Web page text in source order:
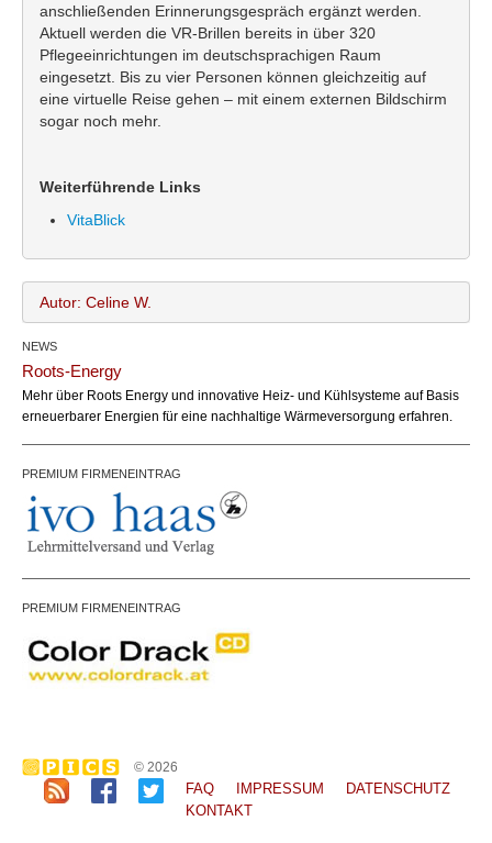
anschließenden Erinnerungsgespräch ergänzt werden.
Aktuell werden die VR-Brillen bereits in über 320
Pflegeeinrichtungen im deutschsprachigen Raum
eingesetzt. Bis zu vier Personen können gleichzeitig auf
eine virtuelle Reise gehen – mit einem externen Bildschirm
sogar noch mehr.
Weiterführende Links
VitaBlick
Autor: Celine W.
NEWS
Roots-Energy
Mehr über Roots Energy und innovative Heiz- und Kühlsysteme auf Basis
erneuerbarer Energien für eine nachhaltige Wärmeversorgung erfahren.
PREMIUM FIRMENEINTRAG
PREMIUM FIRMENEINTRAG
© 2026
FAQ IMPRESSUM
DATENSCHUTZ
KONTAKT